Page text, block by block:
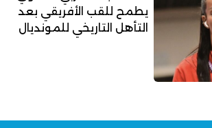
يطمح للقب الأفريقي بعد
التأهل التاريخي للمونديال